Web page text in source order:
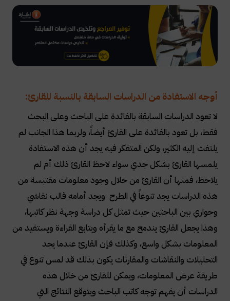
أوجه الاستفادة من الدراسات السابقة بالنسبة للقارئ:
لا تعود الدراسات السابقة بالفائدة على الباحث وعلى البحث
فقط، بل تعود بالفائدة على القارئ أيضاً، ولربما هذا الجانب لم
يلتفت إليه الكثير، ولكن المتفكر فيه يجد أن هذه الاستفادة
يلمسها القارئ بشكل جدي سواء لاحظ القارئ ذلك أم لم
يلاحظ، فمنها أن القارئ من خلال وجود معلومات مقتبسة من
هذه الدراسات يجد تنوعاً في الطرح ويجد أمامه قالب نقاشي
وحواري بين الباحثين حيث تمثل كل دراسة وجهة نظر كاتبها،
وهذا يجعل القارئ يندمج مع ما يقرأه ويتابع القراءة ويستفيد من
المعلومات بشكل واسع، وكذلك فإن القارئ عندما يجد
التحليلات والنقاشات والمقارنات يكون بذلك قد لمس تنوع في
طريقة عرض المعلومات، ويمكن للقارئ من خلال هذه
الدراسات أن يفهم توجه كاتب الباحث ويتوقع النتائج التي